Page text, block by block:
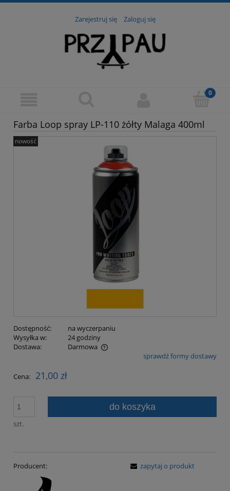
Zarejestruj się Zaloguj się
Farba Loop spray LP-110 żółty Malaga 400ml
nowość
Dostępność:
na wyczerpaniu
Wysyłka w:
24 godziny
Dostawa:
Darmowa
Cena nie zawiera ewentualnych kosztów płatnościsprawdź formy dostawy
Cena: 21,00 zł
szt.
do koszyka
Producent: zapytaj o produkt